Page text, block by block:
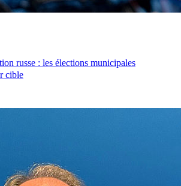
russe : les élections municipales
cible